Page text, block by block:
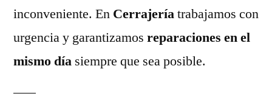
inconveniente. En Cerrajeríatrabajamos con
urgencia y garantizamos reparaciones en el
mismo día siempre que sea posible.